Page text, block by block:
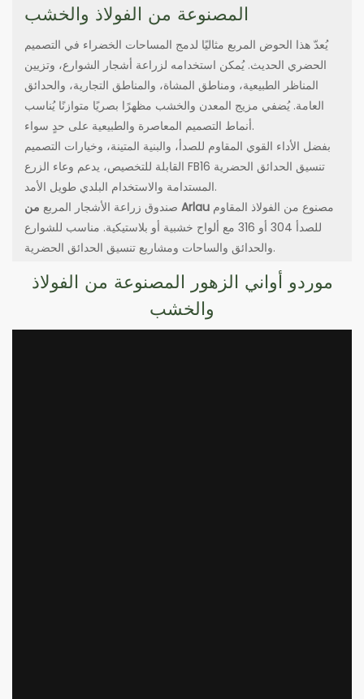
المصنوعة من الفولاذ والخشب
يُعدّ هذا الحوض المربع مثاليًا لدمج المساحات الخضراء في التصميم
الحضري الحديث. يُمكن استخدامه لزراعة أشجار الشوارع، وتزيين
المناظر الطبيعية، ومناطق المشاة، والمناطق التجارية، والحدائق
العامة. يُضفي مزيج المعدن والخشب مظهرًا بصريًا متوازنًا يُناسب
أنماط التصميم المعاصرة والطبيعية على حدٍ سواء.
بفضل الأداء القوي المقاوم للصدأ، والبنية المتينة، وخيارات التصميم
القابلة للتخصيص، يدعم وعاء الزرع FB16 تنسيق الحدائق الحضرية
المستدامة والاستخدام البلدي طويل الأمد.
صندوق زراعة الأشجار المربع من Arlau
للصدأ 304 أو 316 مع ألواح خشبية أو بلاستيكية. مناسب للشوارع
والحدائق والساحات ومشاريع تنسيق الحدائق الحضرية.
موردو أواني الزهور المصنوعة من الفولاذ
والخشب